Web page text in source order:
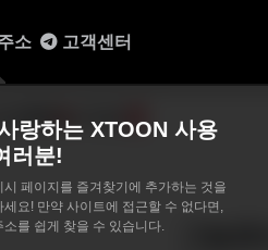
소
랑하는 XTOON 사용
러분!
시 페이지를 즐겨찾기에 추가하는 것을
세요! 만약 사이트에 접근할 수 없다면,
소를 쉽게 찾을 수 있습니다.
고객센터
인웹툰
그놈